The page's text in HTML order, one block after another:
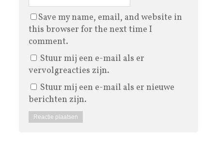
Save my name, email, and website in
this browser for the next time I
comment.
Stuur mij een e-mail als er
vervolgreacties zijn.
Stuur mij een e-mail als er nieuwe
berichten zijn.